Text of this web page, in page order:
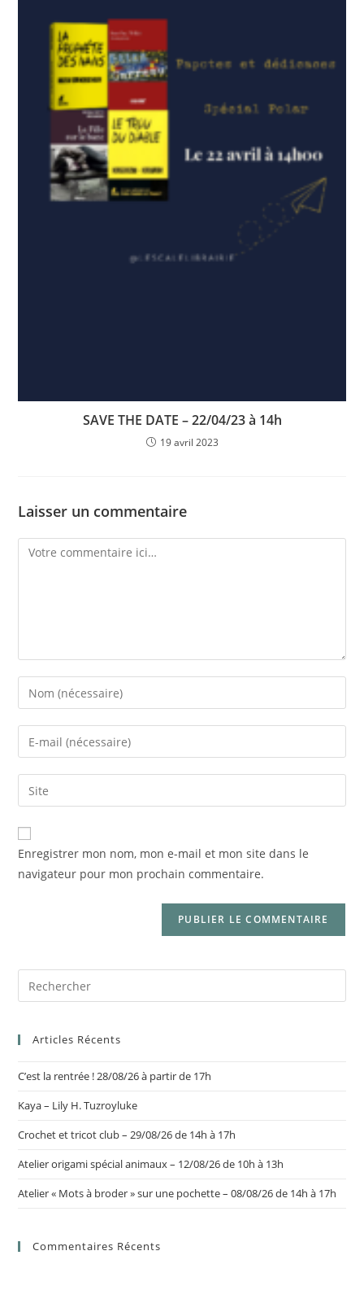
SAVE THE DATE – 22/04/23 à 14h
19 avril 2023
Laisser un commentaire
Enregistrer mon nom, mon e-mail et mon site dans le
navigateur pour mon prochain commentaire.
Articles Récents
C’est la rentrée ! 28/08/26 à partir de 17h
Kaya – Lily H. Tuzroyluke
Crochet et tricot club – 29/08/26 de 14h à 17h
Atelier origami spécial animaux – 12/08/26 de 10h à 13h
Atelier « Mots à broder » sur une pochette – 08/08/26 de 14h à 17h
Commentaires Récents